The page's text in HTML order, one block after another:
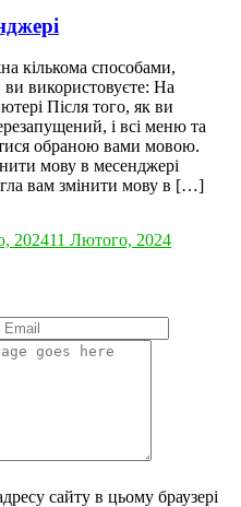
кількома способами,
ви використовуєте: На
Після того, як ви
і всі меню та
обраною вами мовою.
мову в месенджері
вам змінити мову в […]
202411 Лютого, 2024
сайту в цьому браузері